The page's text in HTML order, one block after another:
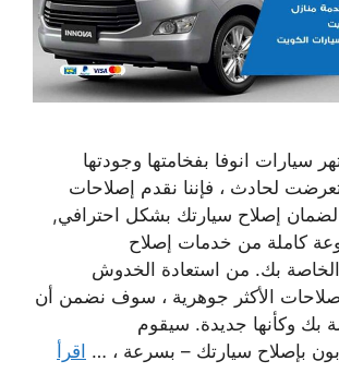
سيارات انوفا بفخامتها وجودتها
تعرضت لحادث ، فإننا نقدم إصلاحات
لضمان إصلاح سيارتك بشكل احترافي,
كاملة من خدمات إصلاح
الخاصة بك. من استعادة الخدوش
الأكثر جوهرية ، سوف نضمن أن
بك وكأنها جديدة. سيقوم
بإصلاح سيارتك – بسرعة ، … اقرأ